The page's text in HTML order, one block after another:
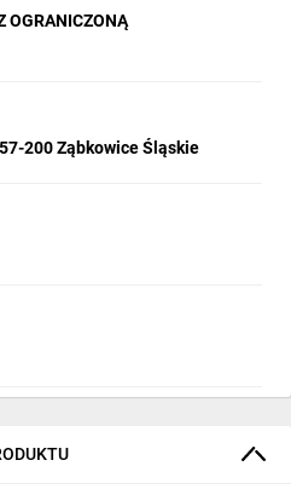
OGRANICZONĄ
200 Ząbkowice Śląskie